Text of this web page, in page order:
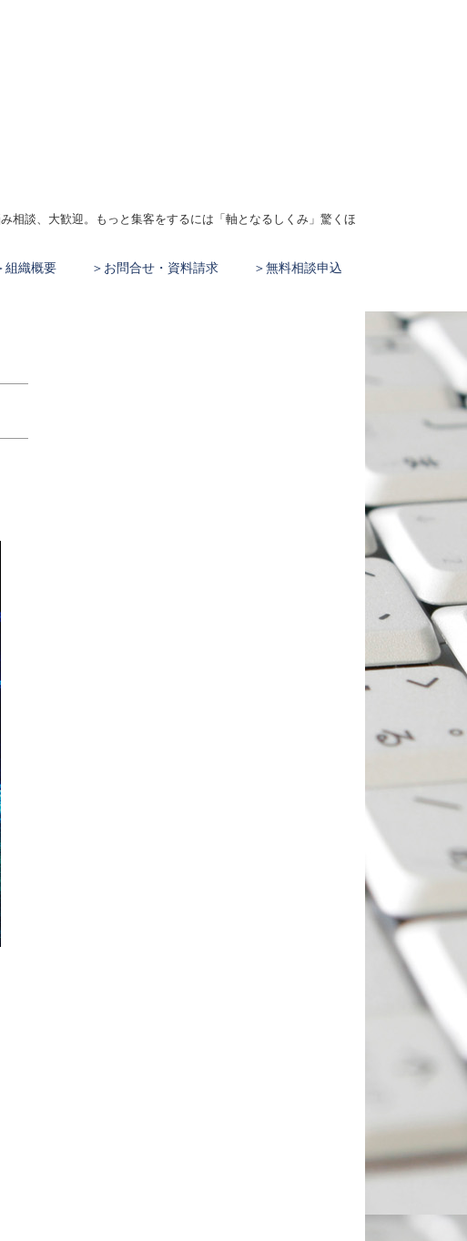
相談、大歓迎。もっと集客をするには「軸となるしくみ」驚くほ
組織概要 お問合せ・資料請求 無料相談申込